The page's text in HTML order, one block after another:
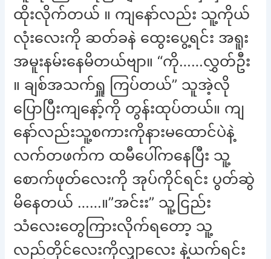
ထိုးလိုက်တယ် ။ ကျနော်လည်း သူ့ကိုယ်
လုံးလေးကို ဆတ်ခနဲ ထွေးပွေ့ရင်း အရူး
အမူးနမ်းနေမိတယ်ဗျာ။ “ကို……လွှတ်ဦး
။ ချစ်အသက်ရှူ ကြပ်တယ်” သူအဲ့လို
ပြောပြီးကျနော့်ကို တွန်းထုပ်တယ်။ ကျ
နော်လည်းသူ့စကားကိုနားမထောင်ပဲနဲ့
လက်တဖက်က ထမီပေါ်ကနေပြီး သူ့
စောက်ဖုတ်လေးကို အုပ်ကိုင်ရင်း ပွတ်ဆွဲ
မိနေတယ် ……။”အင်းး” သူ့ငြည်း
သံလေးတွေကြားလိုက်ရတော့ သူ့
လည်တိုင်လေးကိုလျှာလေး နဲ့ယက်ရင်း